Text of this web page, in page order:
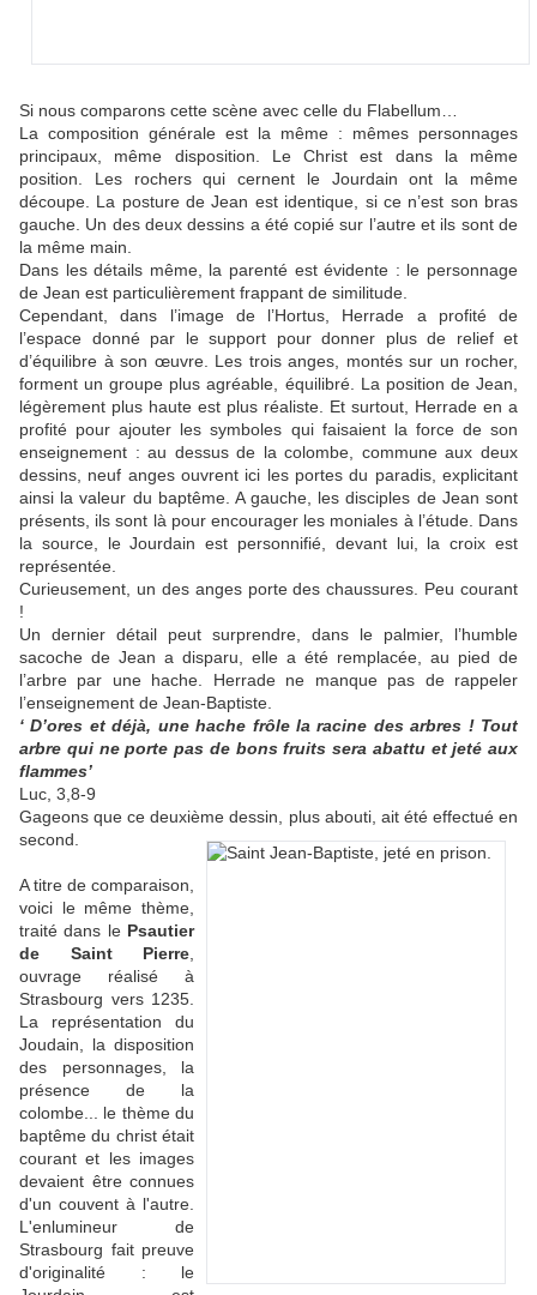
Si nous comparons cette scène avec celle du Flabellum…
La composition générale est la même : mêmes personnages
principaux, même disposition. Le Christ est dans la même
position. Les rochers qui cernent le Jourdain ont la même
découpe. La posture de Jean est identique, si ce n’est son bras
gauche. Un des deux dessins a été copié sur l’autre et ils sont de
la même main.
Dans les détails même, la parenté est évidente : le personnage
de Jean est particulièrement frappant de similitude.
Cependant, dans l’image de l’Hortus, Herrade a profité de
l’espace donné par le support pour donner plus de relief et
d’équilibre à son œuvre. Les trois anges, montés sur un rocher,
forment un groupe plus agréable, équilibré. La position de Jean,
légèrement plus haute est plus réaliste. Et surtout, Herrade en a
profité pour ajouter les symboles qui faisaient la force de son
enseignement : au dessus de la colombe, commune aux deux
dessins, neuf anges ouvrent ici les portes du paradis, explicitant
ainsi la valeur du baptême. A gauche, les disciples de Jean sont
présents, ils sont là pour encourager les moniales à l’étude. Dans
la source, le Jourdain est personnifié, devant lui, la croix est
représentée.
Curieusement, un des anges porte des chaussures. Peu courant
!
Un dernier détail peut surprendre, dans le palmier, l’humble
sacoche de Jean a disparu, elle a été remplacée, au pied de
l’arbre par une hache. Herrade ne manque pas de rappeler
l’enseignement de Jean-Baptiste.
‘ D’ores et déjà, une hache frôle la racine des arbres ! Tout
arbre qui ne porte pas de bons fruits sera abattu et jeté aux
flammes’
Luc, 3,8-9
Gageons que ce deuxième dessin, plus abouti, ait été effectué en
second.
A titre de comparaison,
voici le même thème,
traité dans le Psautier
de Saint Pierre
ouvrage réalisé à
Strasbourg vers 1235.
La représentation du
Joudain, la disposition
des personnages, la
présence de la
colombe... le thème du
baptême du christ était
courant et les images
devaient être connues
d'un couvent à l'autre.
L'enlumineur de
Strasbourg fait preuve
d'originalité : le